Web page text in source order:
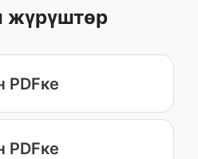
PDFке
PDFке